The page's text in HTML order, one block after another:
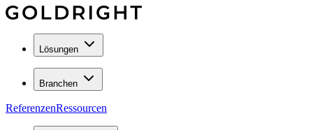
Lösungen
Branchen
ReferenzenRessourcen